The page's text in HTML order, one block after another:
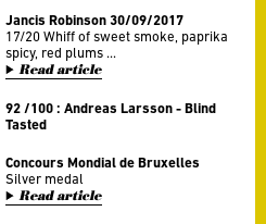
Jancis Robinson 30/09/2017
17/20 Whiff of sweet smoke, paprika
spicy, red plums ...
Read article
92 /100 : Andreas Larsson - Blind
Tasted
Concours Mondial de Bruxelles
Silver medal
Read article